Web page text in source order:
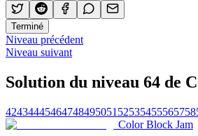
Terminé
Niveau précédent
Niveau suivant
Solution du niveau 64 de
42434445464748495051 52535455565758
Color Block Jam